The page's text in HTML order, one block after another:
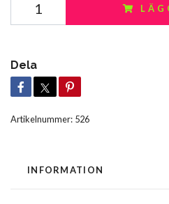
Dela
Artikelnummer: 526
INFORMATION